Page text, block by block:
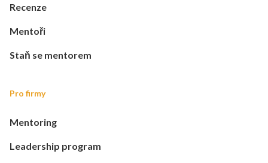
Recenze
Mentoři
Staň se mentorem
Pro firmy
Mentoring
Leadership program